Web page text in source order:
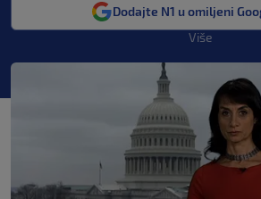
Dodajte N1 u omiljeni
Više